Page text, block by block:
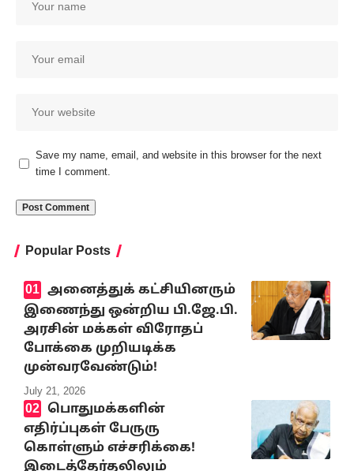
Save my name, email, and website in this browser for the next
time I comment.
Popular Posts
அனைத்துக் கட்சியினரும்
இணைந்து ஒன்றிய பி.ஜே.பி.
அரசின் மக்கள் விரோதப்
போக்கை முறியடிக்க
முன்வரவேண்டும்!
July 21, 2026
பொதுமக்களின்
எதிர்ப்புகள் பேருரு
கொள்ளும் எச்சரிக்கை!
இடைத்தேர்தலிலும்